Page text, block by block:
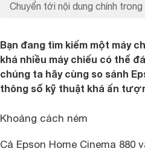
Chuyển tới nội dung chính trong
Bạn đang tìm kiếm một máy
khá nhiều máy chiếu có thể
chúng ta hãy cùng so sánh
thông số kỹ thuật khá ấn
Khoảng cách ném
Cả Epson Home Cinema 880